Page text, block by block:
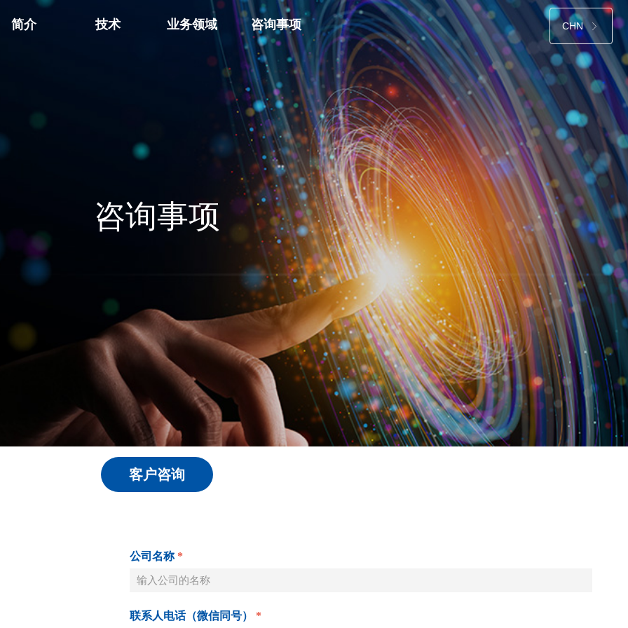
CHN ꁕ
简介 技术 业务领域 咨询事项
咨询事项
客户咨询
公司名称 *
联系人电话（微信同号） *